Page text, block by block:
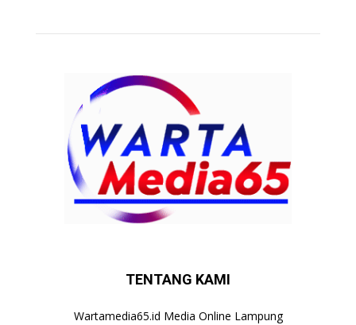
TENTANG KAMI
Wartamedia65.id Media Online Lampung